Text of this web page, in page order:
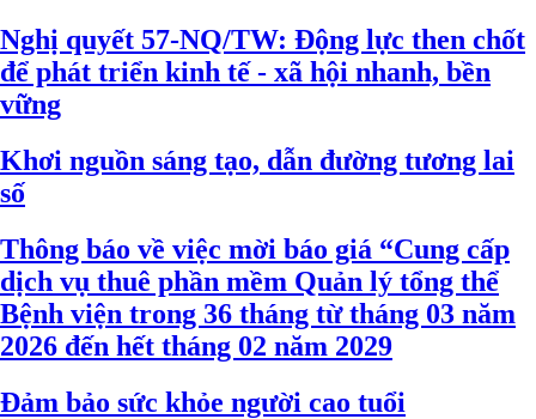
Nghị quyết 57-NQ/TW: Động lực then chốt
để phát triển kinh tế - xã hội nhanh, bền
vững
Khơi nguồn sáng tạo, dẫn đường tương lai
số
Thông báo về việc mời báo giá “Cung cấp
dịch vụ thuê phần mềm Quản lý tổng thể
Bệnh viện trong 36 tháng từ tháng 03 năm
2026 đến hết tháng 02 năm 2029
Đảm bảo sức khỏe người cao tuổi